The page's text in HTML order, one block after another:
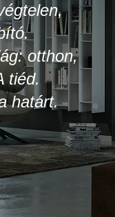
otthon,
tiéd.
határt.